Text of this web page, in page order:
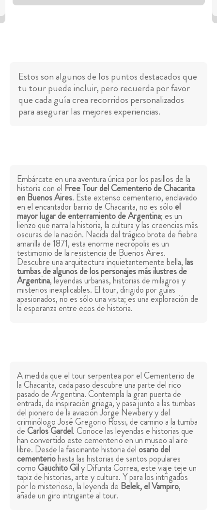
Estos son algunos de los puntos destacados que
tu tour puede incluir, pero recuerda por favor
que cada guía crea recorridos personalizados
para asegurar las mejores experiencias.
Embárcate en una aventura única por los pasillos de la
historia con el Free Tour del Cementerio de Chacarita
en Buenos Aires. Este extenso cementerio, enclavado
en el encantador barrio de Chacarita, no es sóloel
mayor lugar de enterramiento de Argentina; es un
lienzo que narra la historia, la cultura y las creencias más
oscuras de la nación. Nacida del trágico brote de fiebre
amarilla de 1871, esta enorme necrópolis es un
testimonio de la resistencia de Buenos Aires.
Descubre una arquitectura inquietantemente bella,las
tumbas de algunos de los personajes más ilustres de
Argentina, leyendas urbanas, historias de milagros y
misterios inexplicables. El tour, dirigido por guías
apasionados, no es sólo una visita; es una exploración de
la esperanza entre ecos de historia.
A medida que el tour serpentea por el Cementerio de
la Chacarita, cada paso descubre una parte del rico
pasado de Argentina. Contempla la gran puerta de
entrada, de inspiración griega, y pasa junto a las tumbas
del pionero de la aviación Jorge Newbery y del
criminólogo José Gregorio Rossi, de camino a la tumba
deCarlos Gardel. Conoce las leyendas e historias que
han convertido este cementerio en un museo al aire
libre. Desde la fascinante historia delosario del
cementeriohasta las historias de santos populares
comoGauchito Gily Difunta Correa, este viaje teje un
tapiz de historias, arte y cultura. Y para los intrigados
por lo misterioso, la leyenda de Belek, el Vampiro,
añade un giro intrigante al tour.